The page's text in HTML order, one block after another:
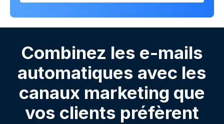
Combinez les e-mails
automatiques avec les
canaux marketing que
vos clients préfèrent